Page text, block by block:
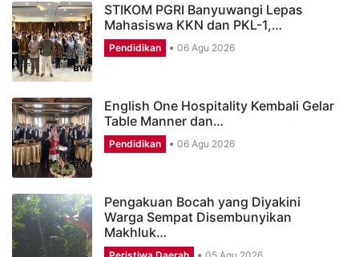
STIKOM PGRI Banyuwangi Lepas
Mahasiswa KKN dan PKL-1,…
Pendidikan 06 Agu 2026
English One Hospitality Kembali Gelar
Table Manner dan…
Pendidikan 06 Agu 2026
Pengakuan Bocah yang Diyakini
Warga Sempat Disembunyikan
Makhluk…